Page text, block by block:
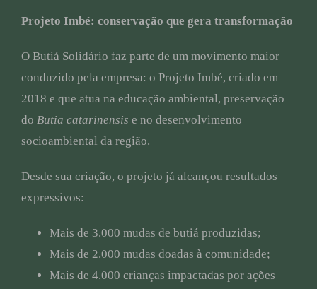
Projeto Imbé: conservação que gera transformação
O Butiá Solidário faz parte de um movimento maior
conduzido pela empresa: o Projeto Imbé, criado em
2018 e que atua na educação ambiental, preservação
do Butia catarinensis e no desenvolvimento
socioambiental da região.
Desde sua criação, o projeto já alcançou resultados
expressivos:
Mais de 3.000 mudas de butiá produzidas;
Mais de 2.000 mudas doadas à comunidade;
Mais de 4.000 crianças impactadas por ações